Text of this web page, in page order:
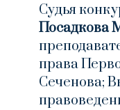
Судья
Посадкова
права
Сеченова;